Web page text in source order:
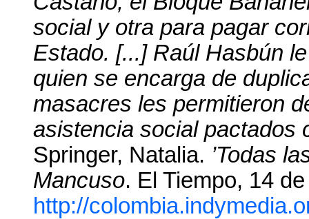
social y otra para pagar
Estado. [...] Raúl Hasbún
quien se encarga de
masacres les permitieron
asistencia social pactados
Springer, Natalia. ’Todas
Mancuso. El Tiempo, 14
http://